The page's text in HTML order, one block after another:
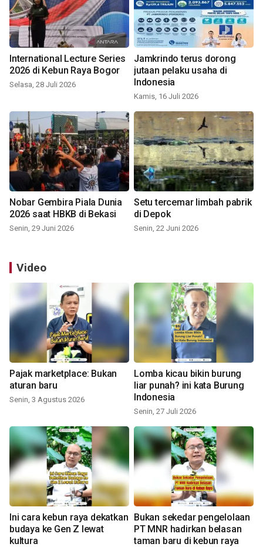
International Lecture Series
2026 di Kebun Raya Bogor
Selasa, 28 Juli 2026
Jamkrindo terus dorong
jutaan pelaku usaha di
Indonesia
Kamis, 16 Juli 2026
Nobar Gembira Piala Dunia
2026 saat HBKB di Bekasi
Senin, 29 Juni 2026
Setu tercemar limbah pabrik
di Depok
Senin, 22 Juni 2026
Video
Pajak marketplace: Bukan
aturan baru
Senin, 3 Agustus 2026
Lomba kicau bikin burung
liar punah? ini kata Burung
Indonesia
Senin, 27 Juli 2026
Ini cara kebun raya dekatkan
budaya ke Gen Z lewat
kultura
Bukan sekedar pengelolaan
PT MNR hadirkan belasan
taman baru di kebun raya